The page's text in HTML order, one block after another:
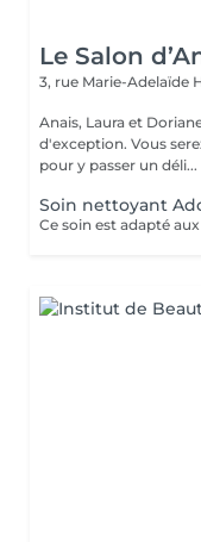
Le Salon
3, rue Marie-Adelaïde
Anais, Laura et
d'exception. Vous serez accueillis dans un cadre raffiné et feutré
pour y passer un déli...
Soin nettoyant